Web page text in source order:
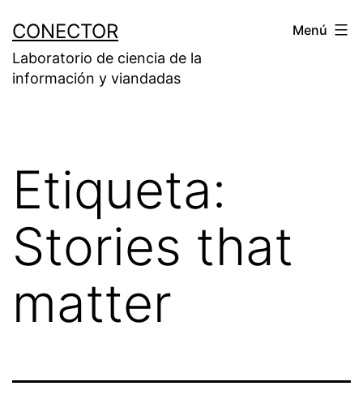
contenido
CONECTOR
Laboratorio de ciencia de la
información y viandadas
Menú
Etiqueta:
Stories that
matter